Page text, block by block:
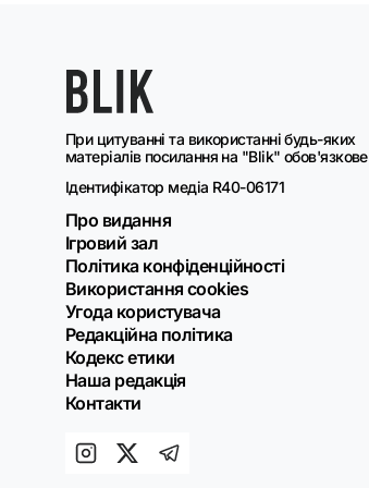
При цитуванні та використанні будь-яких
матеріалів посилання на "Blik" обов'язкове
Ідентифікатор медіа R40-06171
Про видання
Ігровий зал
Політика конфіденційності
Використання cookies
Угода користувача
Редакційна політика
Кодекс етики
Наша редакція
Контакти